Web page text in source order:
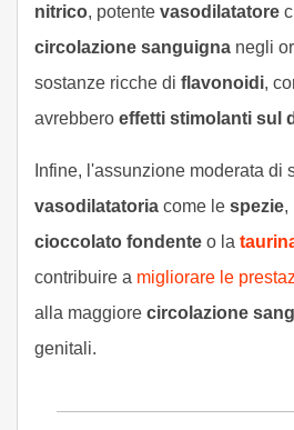
nitrico, potente vasodilatatore
circolazione sanguigna negli
sostanze ricche di flavonoidi,
avrebbero effetti stimolanti sul
Infine, l'assunzione moderata di
vasodilatatoria come le spezie,
cioccolato fondente o la
contribuire a migliorare le
alla maggiore circolazione
genitali.